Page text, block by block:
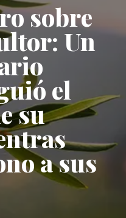
sobre
Un
el
su
a sus